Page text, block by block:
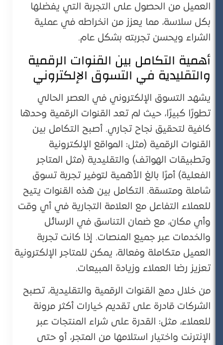
العميل من الحصول على التجربة التي يفضلها
بكل سلاسة، مما يعزز من انخراطه في عملية
الشراء ويحسن تجربته بشكل عام.
أهمية التكامل بين القنوات الرقمية
والتقليدية في التسوق الإلكتروني
يشهد التسوق الإلكتروني في العصر الحالي
تطورًا كبيرًا، حيث لم تعد القنوات الرقمية وحدها
كافية لتحقيق نجاح تجاري. أصبح التكامل بين
القنوات الرقمية (مثل: المواقع الإلكترونية
وتطبيقات الهواتف) والتقليدية (مثل المتاجر
الفعلية) أمرًا بالغ الأهمية لتوفير تجربة تسوق
شاملة ومتسقة. التكامل بين هذه القنوات يتيح
للعملاء التفاعل مع العلامة التجارية في أي وقت
وأي مكان، مع ضمان التناسق في الرسائل
والخدمات عبر جميع المنصات. إذا كانت تجربة
العميل متكاملة وفعالة، يمكن للمتاجر الإلكترونية
تعزيز رضا العملاء وزيادة المبيعات.
من خلال دمج القنوات الرقمية والتقليدية، تصبح
الشركات قادرة على تقديم خيارات أكثر مرونة
للعملاء، مثل: القدرة على شراء المنتجات عبر
الإنترنت واختيار استلامها من المتجر، أو حتى